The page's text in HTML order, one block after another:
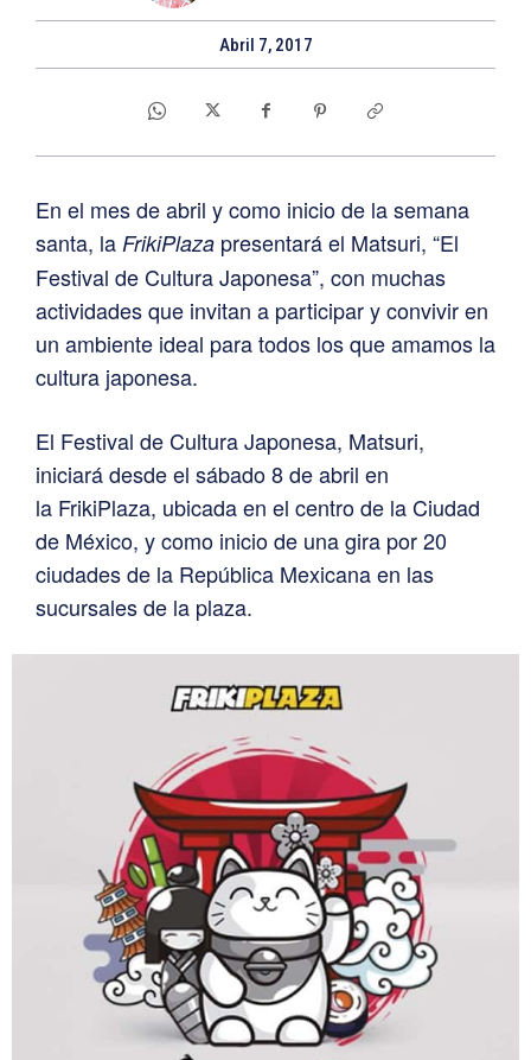
Abril 7, 2017
En el mes de abril y como inicio de la semana
santa, la FrikiPlaza presentará el Matsuri, “El
Festival de Cultura Japonesa”, con muchas
actividades que invitan a participar y convivir en
un ambiente ideal para todos los que amamos la
cultura japonesa.
El Festival de Cultura Japonesa, Matsuri,
iniciará desde el sábado 8 de abril en
la FrikiPlaza, ubicada en el centro de la Ciudad
de México, y como inicio de una gira por 20
ciudades de la República Mexicana en las
sucursales de la plaza.